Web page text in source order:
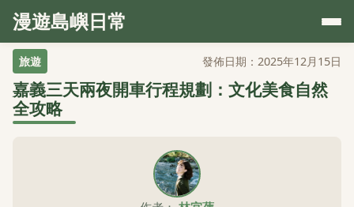
漫遊島嶼日常
旅遊 發佈日期：2025年12月15日
嘉義三天兩夜開車行程規劃：文化美食自然
全攻略